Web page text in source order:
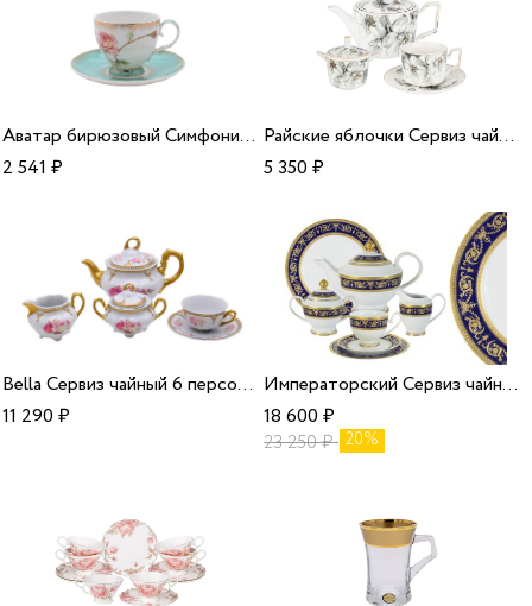
Аватар бирюзовый Симфония Набор чайный 6 персон 12 предметов 240 мл/6
2 541₽
Райские яблочки Сервиз чайный 14 предметов/3
5 350₽
Bella Сервиз чайный 6 персон 15 предметов/1
11 290₽
Императорский Сервиз чайный 42 предмета 12 персон/1
18 600₽
23 250₽ 20%